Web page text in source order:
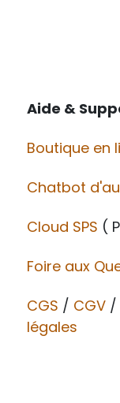
Aide &
Foire aux
Boutique en
Chatbot
Cloud SPS (
CGS / CGV​​ /
légales